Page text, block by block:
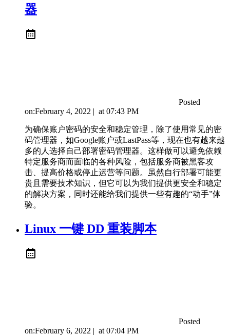
器
Posted
on:February 4, 2022 | at 07:43 PM
为确保账户密码的安全和稳定管理，除了使用常见的密
码管理器，如Google账户或LastPass等，现在也有越来越
多的人选择自己部署密码管理器。这样做可以避免依赖
特定服务商而面临的各种风险，包括服务商被黑客攻
击、提高价格或停止运营等问题。虽然自行部署可能更
贵且需要技术知识，但它可以为我们提供更安全和稳定
的解决方案，同时还能给我们提供一些有趣的“动手”体
验。
Linux 一键 DD 重装脚本
Posted
on:February 6, 2022 | at 07:04 PM